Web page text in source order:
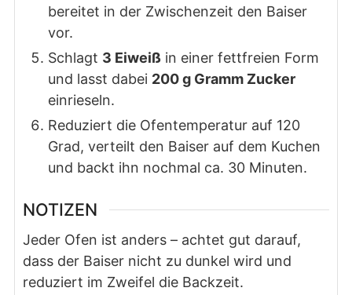
bereitet in der Zwischenzeit den Baiser
vor.
Schlagt 3 Eiweißin einer fettfreien Form
und lasst dabei 200 g Gramm Zucker
einrieseln.
Reduziert die Ofentemperatur auf 120
Grad, verteilt den Baiser auf dem Kuchen
und backt ihn nochmal ca. 30 Minuten.
NOTIZEN
Jeder Ofen ist anders – achtet gut darauf,
dass der Baiser nicht zu dunkel wird und
reduziert im Zweifel die Backzeit.